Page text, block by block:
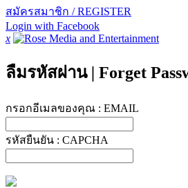
สมัครสมาชิก / REGISTER
Login with Facebook
x
ลืมรหัสผ่าน | Forget
กรอกอีเมลของคุณ : EMAIL
รหัสยืนยัน : CAPCHA